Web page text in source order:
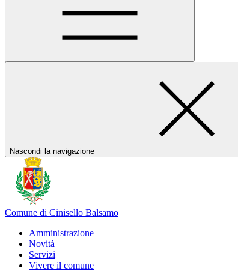
Nascondi la navigazione
Comune di Cinisello Balsamo
Amministrazione
Novità
Servizi
Vivere il comune